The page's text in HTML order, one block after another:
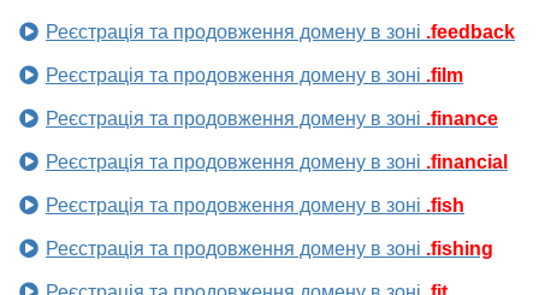
Реєстрація та продовження домену в зоні .feedback
Реєстрація та продовження домену в зоні .film
Реєстрація та продовження домену в зоні .finance
Реєстрація та продовження домену в зоні .financial
Реєстрація та продовження домену в зоні .fish
Реєстрація та продовження домену в зоні .fishing